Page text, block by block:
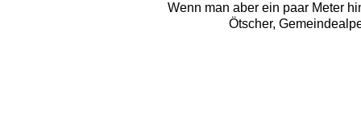
Wenn man aber ein paar Meter
Ötscher,